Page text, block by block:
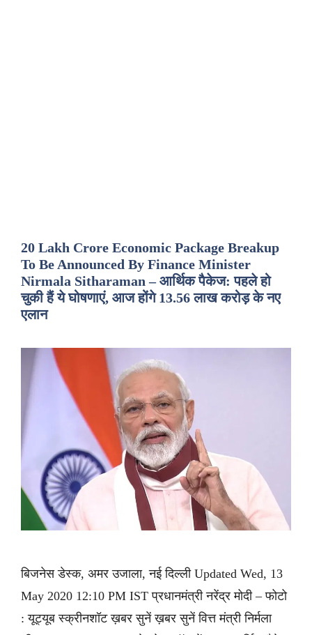
20 Lakh Crore Economic Package Breakup
To Be Announced By Finance Minister
Nirmala Sitharaman – आर्थिक पैकेज: पहले हो
चुकी हैं ये घोषणाएं, आज होंगे 13.56 लाख करोड़ के नए
एलान
बिजनेस डेस्क, अमर उजाला, नई दिल्ली Updated Wed, 13
May 2020 12:10 PM IST प्रधानमंत्री नरेंद्र मोदी – फोटो
: यूट्यूब स्क्रीनशॉट ख़बर सुनें ख़बर सुनें वित्त मंत्री निर्मला